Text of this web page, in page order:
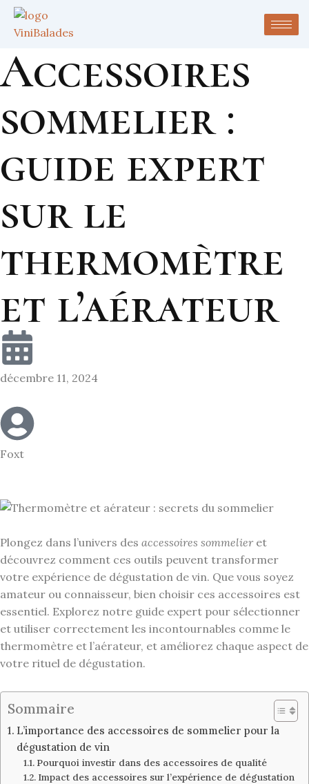
Accessoires
sommelier :
guide expert
sur le
thermomètre
et l’aérateur
décembre 11, 2024
Foxt
Plongez dans l’univers des accessoires sommelier et
découvrez comment ces outils peuvent transformer
votre expérience de dégustation de vin. Que vous soyez
amateur ou connaisseur, bien choisir ces accessoires est
essentiel. Explorez notre guide expert pour sélectionner
et utiliser correctement les incontournables comme le
thermomètre et l’aérateur, et améliorez chaque aspect de
votre rituel de dégustation.
Sommaire
L’importance des accessoires de sommelier pour la
dégustation de vin
Pourquoi investir dans des accessoires de qualité
Impact des accessoires sur l’expérience de dégustation